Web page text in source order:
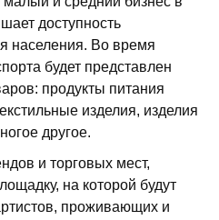
доступность
населения. Во время
будет представлен
продукты питания
изделия, изделия
другое.
и торговых мест,
на которой будут
проживающих и